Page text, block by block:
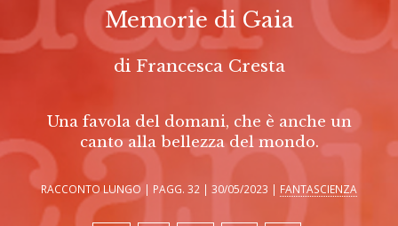
Memorie di Gaia
di Francesca Cresta
Una favola del domani, che è anche un
canto alla bellezza del mondo.
RACCONTO LUNGO | PAGG. 32 | 30/05/2023 | FANTASCIENZA